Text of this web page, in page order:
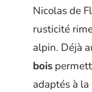
Nicolas de
rusticité
alpin. Déjà
bois
adaptés à la